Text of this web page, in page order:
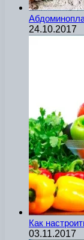
24.10.2017
Как
03.11.2017